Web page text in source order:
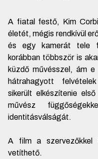
A fiatal festő, Kim
életét, mégis rendkívül
és egy kamerát tele
korábban többször is
küzdő művésszel, ám
hátrahagyott
sikerült elkészítenie
művész
identitásválságát.
A film a szervezőkkel
vetíthető.